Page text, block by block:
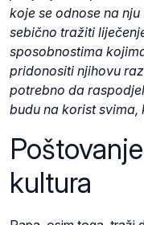
koje se odnose na
sebično tražiti
sposobnostima
pridonositi njihovu
potrebno da
budu na korist svima,
kultura